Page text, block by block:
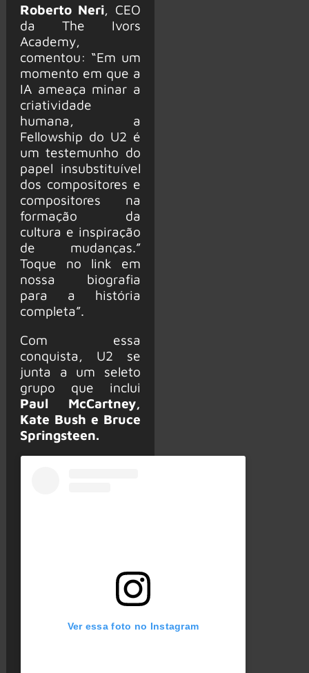
Roberto Neri, CEO
da The Ivors
Academy,
comentou: “Em um
momento em que a
IA ameaça minar a
criatividade
humana, a
Fellowship do U2 é
um testemunho do
papel insubstituível
dos compositores e
compositores na
formação da
cultura e inspiração
de mudanças.”
Toque no link em
nossa biografia
para a história
completa”.
Com essa
conquista, U2 se
junta a um seleto
grupo que inclui
Paul McCartney,
Kate Bush e Bruce
Springsteen.
Ver essa foto no Instagram